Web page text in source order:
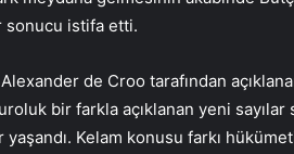
sonucu istifa etti.
de Croo tarafından
bir farkla açıklanan yeni sayılar
Kelam konusu farkı